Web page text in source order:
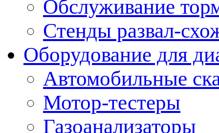
Обслуживание
Стенды развал-
Оборудование для
Автомобильные
Мотор-тестеры
Газоанализаторы